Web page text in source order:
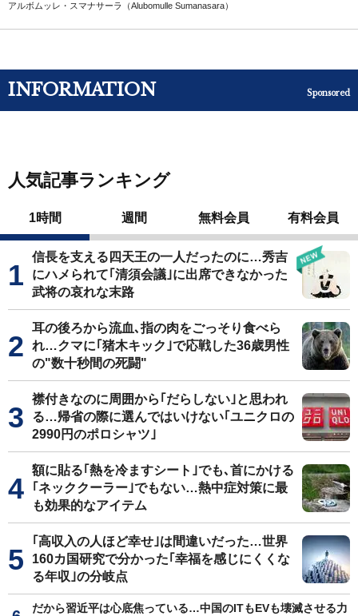
アルボムッレ・スマナサーラ（Alubomulle Sumanasara）
INFORMATION Sponsored
人気記事ランキング
1時間 週間 無料会員 有料会員
信長を支える四天王の一人だったのに…秀吉
にハメられて｢清須会議｣に出席できなかった
武将の哀れな末路
耳の後ろから流血､指の肉をごっそり食べら
れ…クマに｢猪木キック｣で応戦した36歳男性
の"数十秒間の死闘"
襟付きなのに周囲から｢だらしない｣と思われ
る…帰省の際に選んではいけない｢ユニクロの
2990円のポロシャツ｣
額に貼る｢熱を冷ますシート｣でも､首にかける
｢ネッククーラー｣でもない…熱中症対策に最
も効果的なアイテム
｢高収入の人ほど幸せ｣は間違いだった…世界
160カ国研究で分かった｢幸福を感じにくくな
る年収｣の分岐点
だから習近平は心底焦っている…中国のITもEVも壊滅させる力